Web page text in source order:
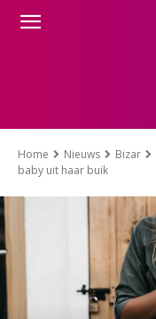
Home Nieuws Bizar
baby uit haar buik